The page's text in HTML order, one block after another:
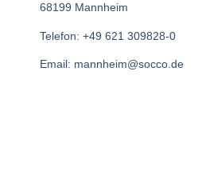
68199 Mannheim
Telefon: +49 621 309828-0
Email: mannheim@socco.de